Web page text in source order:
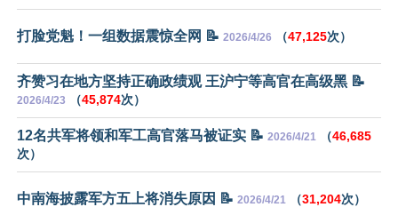
打脸党魁！一组数据震惊全网 📝 2026/4/26 （47,125次）
齐赞习在地方坚持正确政绩观 王沪宁等高官在高级黑 📝
2026/4/23 （45,874次）
12名共军将领和军工高官落马被证实 📝 2026/4/21 （46,685
次）
中南海披露军方五上将消失原因 📝 2026/4/21 （31,204次）